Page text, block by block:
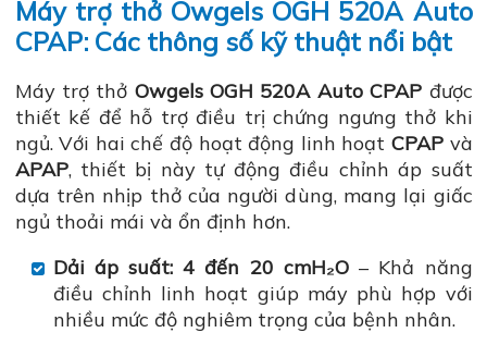
Máy trợ thở Owgels OGH 520A Auto
CPAP: Các thông số kỹ thuật nổi bật
Máy trợ thở Owgels OGH 520A Auto CPAP được
thiết kế để hỗ trợ điều trị chứng ngưng thở khi
ngủ. Với hai chế độ hoạt động linh hoạt CPAPvà
APAP, thiết bị này tự động điều chỉnh áp suất
dựa trên nhịp thở của người dùng, mang lại giấc
ngủ thoải mái và ổn định hơn.
Dải áp suất: 4 đến 20 cmH₂O– Khả năng
điều chỉnh linh hoạt giúp máy phù hợp với
nhiều mức độ nghiêm trọng của bệnh nhân.